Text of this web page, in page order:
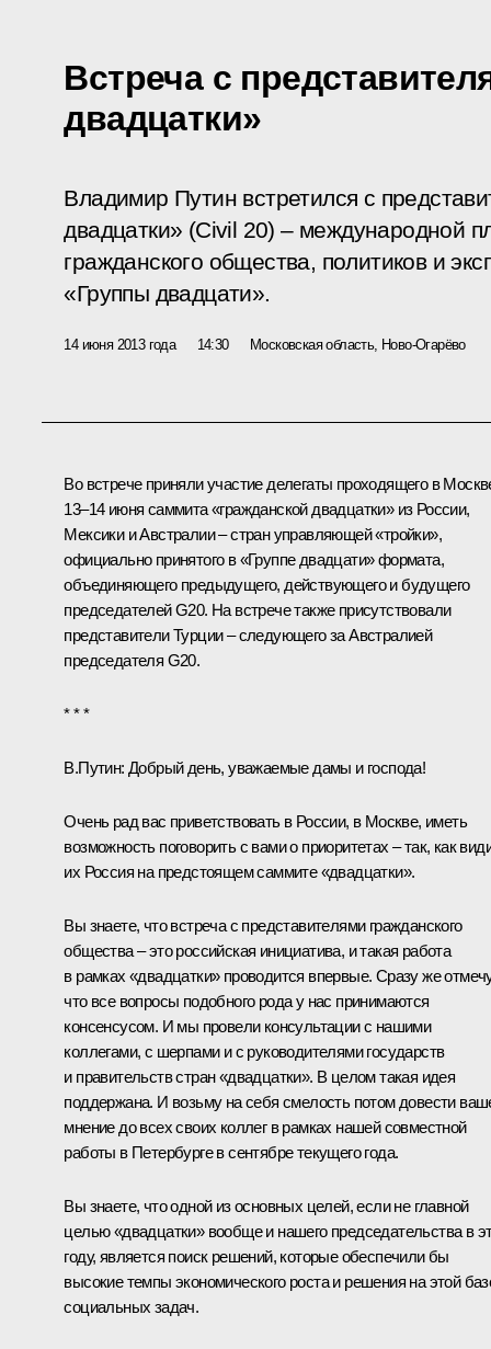
Встреча с
двадцатки»
Владимир Путин встретился с
двадцатки» (Civil 20) – международной
гражданского общества, политиков и
«Группы двадцати».
14 июня 2013 года 14:30 Московская область, Ново-Огарёво
Во встрече приняли участие делегаты проходящего в
13–14 июня саммита «гражданской двадцатки» из России,
Мексики и Австралии – стран управляющей «тройки»,
официально принятого в «Группе двадцати» формата,
объединяющего предыдущего, действующего и будущего
председателей G20. На встрече также присутствовали
представители Турции – следующего за Австралией
председателя G20.
* * *
В.Путин: Добрый день, уважаемые дамы и господа!
Очень рад вас приветствовать в России, в Москве, иметь
возможность поговорить с вами о приоритетах – так, как
их Россия на предстоящем саммите «двадцатки».
Вы знаете, что встреча с представителями гражданского
общества – это российская инициатива, и такая работа
в рамках «двадцатки» проводится впервые. Сразу же
что все вопросы подобного рода у нас принимаются
консенсусом. И мы провели консультации с нашими
коллегами, с шерпами и с руководителями государств
и правительств стран «двадцатки». В целом такая идея
поддержана. И возьму на себя смелость потом довести
мнение до всех своих коллег в рамках нашей совместной
работы в Петербурге в сентябре текущего года.
Вы знаете, что одной из основных целей, если не главной
целью «двадцатки» вообще и нашего председательства в
году, является поиск решений, которые обеспечили бы
высокие темпы экономического роста и решения на этой
социальных задач.